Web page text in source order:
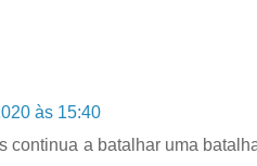
às 15:40
continua a batalhar uma